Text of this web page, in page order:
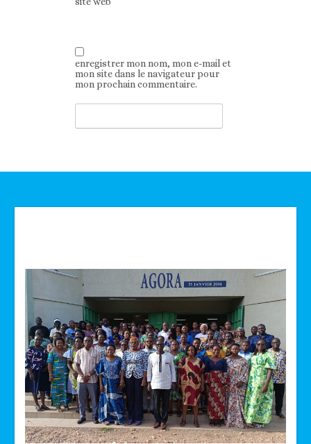
enregistrer mon nom, mon e-mail et
mon site dans le navigateur pour
mon prochain commentaire.